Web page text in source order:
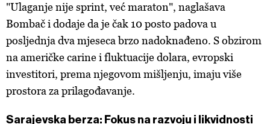
"Ulaganje nije sprint, već maraton", naglašava
Bombač i dodaje da je čak 10 posto padova u
posljednja dva mjeseca brzo nadoknađeno. S obzirom
na američke carine i fluktuacije dolara, evropski
investitori, prema njegovom mišljenju, imaju više
prostora za prilagođavanje.
Sarajevska berza: Fokus na razvoju i likvidnosti